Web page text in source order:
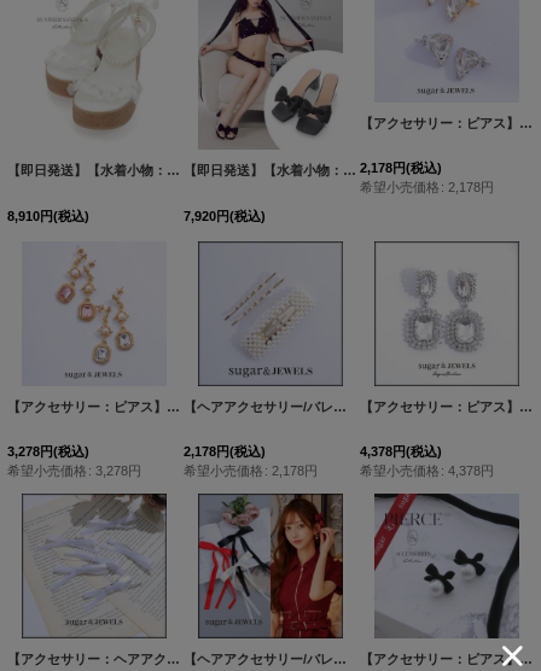
【即日発送】【水着小物：ビーチサンダル】パールチェーン/ リボン/ フリル/ 厚底/ ウエッジソール/ サンダル/ サマーシューズ[FB01]
8,910円(税込)
【即日発送】【水着小物：ビーチサンダル】パールチェーン/ リボン/ フリル/ 厚底/ ウエッジソール/ サンダル/ サマーシューズ[FB01]
7,920円(税込)
【アクセサリー：ピアス】ハートビジューストーンピアス【2カラー】【OF02】
2,178円(税込)
希望小売価格 : 2,178円
【アクセサリー：ピアス】スクエアドロップパールピアス【2カラー】【OF02】 [PI044-
3,278円(税込)
希望小売価格 : 3,278円
【ヘアアクセサリー/バレッタ】ゴールドピン&パールバレッタ【1カラー】[OF02-U]
2,178円(税込)
希望小売価格 : 2,178円
【アクセサリー：ピアス】スクエアドロップビジューピアス【Fサイズ/1カラー】[OF02] PI053
4,378円(税込)
希望小売価格 : 4,378円
【アクセサリー：ヘアアクセ】ミニリボンヘアクリップ【1カラー】[OF03] [ MG-
【ヘアアクセサリー/バレッタ】リボンヘアクリップ【3カラー】[OF02] 【アクセサリー：ピアス】ベロアリボン/パール/ピアス【Fサイズ/1カラー】[OF02]